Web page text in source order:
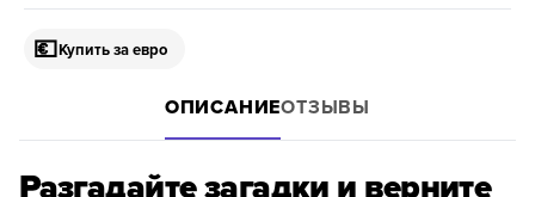
💶Купить за евро
ОПИСАНИЕОТЗЫВЫ
Разгадайте загадки и верните